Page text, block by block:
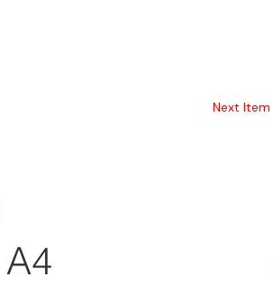
Next Item
A4